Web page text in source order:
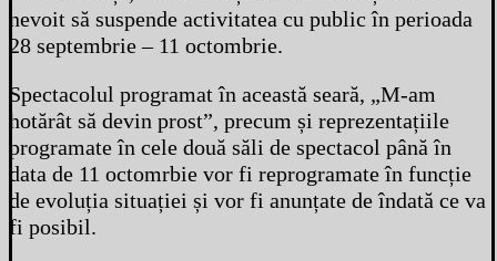
nevoit să suspende activitatea cu public în perioada
28 septembrie – 11 octombrie.
Spectacolul programat în această seară, „M-am
hotărât să devin prost”, precum și reprezentațiile
programate în cele două săli de spectacol până în
data de 11 octomrbie vor fi reprogramate în funcție
de evoluția situației și vor fi anunțate de îndată ce va
fi posibil.